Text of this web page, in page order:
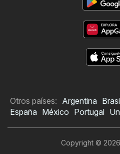
Otros países: Argentina
España México Portugal
Copyright © 2026